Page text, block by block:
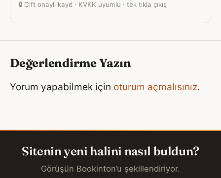
🔒 Çift onaylı kayıt · KVKK uyumlu · tek tıkla çıkış
Değerlendirme Yazın
Yorum yapabilmek için oturum açmalısınız.
Sitenin yeni halini nasıl buldun?
Görüşün Bookinton’u şekillendiriyor.